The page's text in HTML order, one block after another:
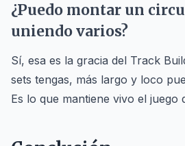
¿Puedo montar un
uniendo varios?
Sí, esa es la gracia del Track
sets tengas, más largo y loco
Es lo que mantiene vivo el juego